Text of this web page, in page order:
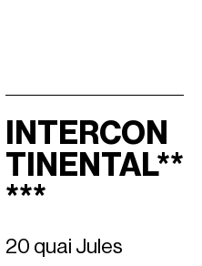
INTERCON
TINENTAL**
***
20 quai Jules